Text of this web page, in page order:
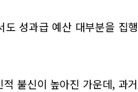
성과급 예산 대부분을 집행
불신이 높아진 가운데, 과거